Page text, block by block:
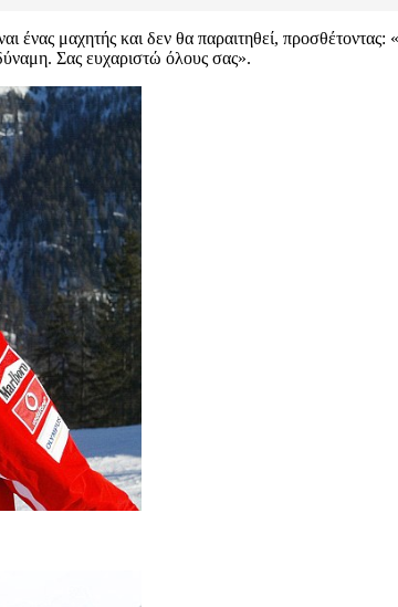
ένας μαχητής και δεν θα παραιτηθεί,
Σας ευχαριστώ όλους σας».